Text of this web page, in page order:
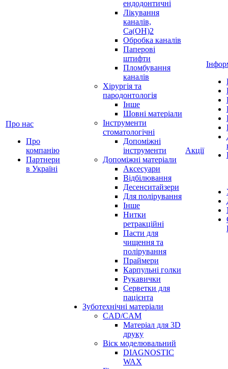
Про нас
Про
компанію
Партнери
в Україні
ендодонтичні
Лікування
каналів,
Ca(OH)2
Обробка каналів
Паперові
штифти
Пломбування
каналів
Хірургія та
пародонтологія
Інше
Шовні матеріали
Інструменти
стоматологічні
Допоміжні
інструменти
Допоміжні матеріали
Аксесуари
Відбілювання
Десенситайзери
Для полірування
Інше
Нитки
ретракційні
Пасти для
чищення та
полірування
Праймери
Карпульні голки
Рукавички
Серветки для
пацієнта
Зуботехнічні матеріали
CAD/CAM
Матеріал для 3D
друку
Віск моделювальний
DIAGNOSTIC
WAX
Акції